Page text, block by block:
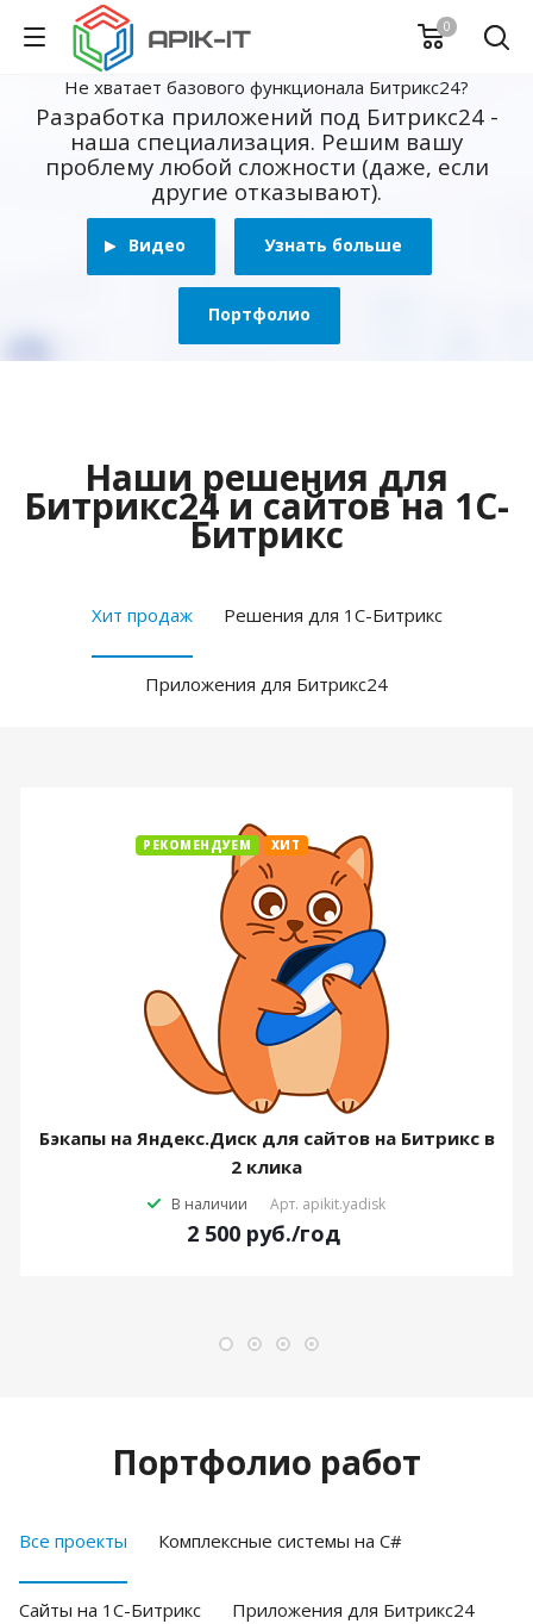
0
Не хватает базового функционала Битрикс24?
Разработка приложений под Битрикс24 -
наша специализация. Решим вашу
проблему любой сложности (даже, если
другие отказывают).
Видео Узнать больше
Портфолио
Наши решения для
Битрикс24 и сайтов на 1С-
Битрикс
Хит продаж Решения для 1С-Битрикс
Приложения для Битрикс24
РЕКОМЕНДУЕМ ХИТ
Бэкапы на Яндекс.Диск для сайтов на Битрикс в
2 клика
В наличии Арт. apikit.yadisk
2 500 руб./год
Портфолио работ
Все проекты Комплексные системы на C#
Cайты на 1С-Битрикс Приложения для Битрикс24